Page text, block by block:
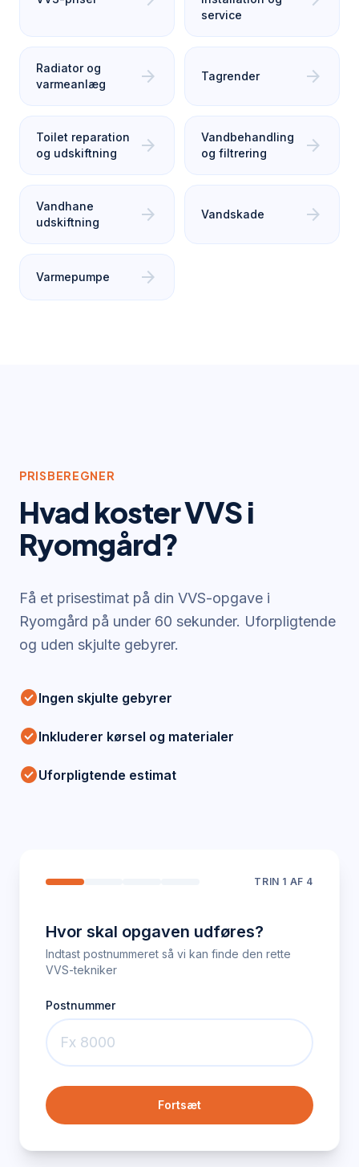
service
Radiator og
varmeanlæg
arrow_forward Tagrender arrow_forward
Toilet reparation
og udskiftning
arrow_forward
Vandbehandling
og filtrering
arrow_forward
Vandhane
udskiftning
arrow_forward Vandskade arrow_forward
Varmepumpe arrow_forward
PRISBEREGNER
Hvad koster VVS i
Ryomgård?
Få et prisestimat på din VVS-opgave i
Ryomgård på under 60 sekunder. Uforpligtende
og uden skjulte gebyrer.
check_circleIngen skjulte gebyrer
check_circleInkluderer kørsel og materialer
check_circleUforpligtende estimat
TRIN 1 AF 4
Hvor skal opgaven udføres?
Indtast postnummeret så vi kan finde den rette
VVS-tekniker
Postnummer
Fortsæt